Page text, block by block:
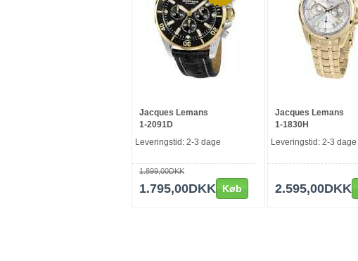
Jacques Lemans
1-2091D
Leveringstid: 2-3 dage
1.899,00DKK
1.795,00DKK Køb
Jacques Lemans
1-1830H
Leveringstid: 2-3 dage
2.595,00DKK